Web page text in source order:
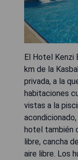
El Hotel Kenzi
km de la
privada, a la
habitaciones
vistas a la
hotel también
libre, cancha
aire libre. Los